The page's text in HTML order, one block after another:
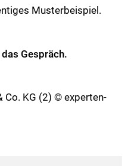
Musterbeispiel.
Gespräch.
Co. KG (2) © experten-